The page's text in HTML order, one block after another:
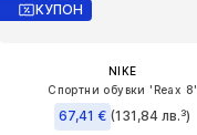
КУПОН
NIKE
Спортни обувки 'Reax 8'
67,41 € (131,84 лв.³)